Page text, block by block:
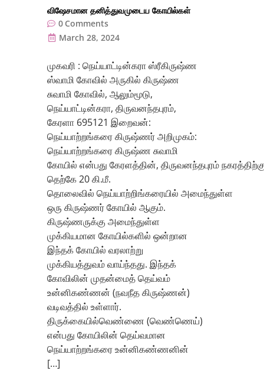
விஷேசமான தனித்துவமுடைய கோயில்கள்
0 Comments
March 28, 2024
முகவரி : நெய்யாட்டின்கரா ஸ்ரீகிருஷ்ண
ஸ்வாமி கோவில் அருகில் கிருஷ்ண
சுவாமி கோவில், ஆலும்மூடு,
நெய்யாட்டின்கரா, திருவனந்தபுரம்,
கேரளா 695121 இறைவன்:
நெய்யாற்றங்கரை கிருஷ்ணர் அறிமுகம்:
நெய்யாற்றங்கரை கிருஷ்ண சுவாமி
கோயில் என்பது கேரளத்தின், திருவனந்தபுரம்
தெற்கே 20 கி.மீ.
தொலைவில் நெய்யாற்றிங்கரையில் அமைந்துள்ள
ஒரு கிருஷ்ணர் கோயில் ஆகும்.
கிருஷ்ணருக்கு அமைந்துள்ள
முக்கியமான கோயில்களில் ஒன்றான
இந்தக் கோயில் வரலாற்று
முக்கியத்துவம் வாய்ந்தது. இந்தக்
கோவிலின் முதன்மைத் தெய்வம்
உன்னிகண்ணன் (நவநீத கிருஷ்ணன்)
வடிவத்தில் உள்ளார்.
திருக்கையில்வெண்ணை (வெண்ணெய்)
என்பது கோயிலின் தெய்வமான
நெய்யாற்றங்கரை உன்னிகண்ணனின்
[…]